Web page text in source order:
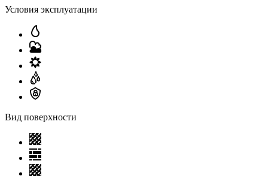
Условия эксплуатации
Вид поверхности